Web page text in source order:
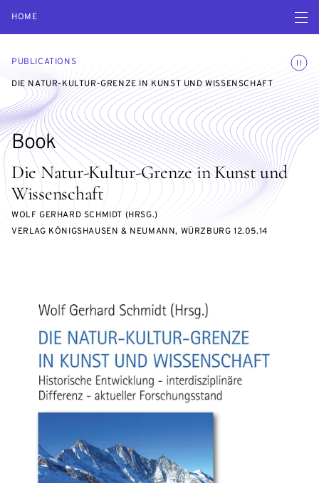
HOME Open
PUBLICATIONS
DIE NATUR-KULTUR-GRENZE IN KUNST UND WISSENSCHAFT
Die Natur-Kultur-Grenze in Kunst und
Wissenschaft
Book
WOLF GERHARD SCHMIDT (HRSG.)
VERLAG KÖNIGSHAUSEN & NEUMANN, WÜRZBURG 12.05.14